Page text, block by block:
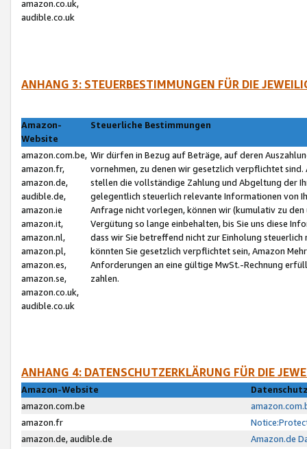
amazon.co.uk,
audible.co.uk
ANHANG 3: STEUERBESTIMMUNGEN FÜR DIE
Amazon-
Website
Steuerliche Bestimmungen
amazon.com.be,
amazon.fr,
amazon.de,
audible.de,
amazon.ie
amazon.it,
amazon.nl,
amazon.pl,
amazon.es,
amazon.se,
amazon.co.uk,
audible.co.uk
Wir dürfen in Bezug auf Beträge, auf deren
vornehmen, zu denen wir gesetzlich verpflichtet
stellen die vollständige Zahlung und Abgeltung der
gelegentlich steuerlich relevante Informationen von
Anfrage nicht vorlegen, können wir (kumulativ zu
Vergütung so lange einbehalten, bis Sie uns diese
dass wir Sie betreffend nicht zur Einholung
könnten Sie gesetzlich verpflichtet sein, Amazon
Anforderungen an eine gültige MwSt.-Rechnung
zahlen.
ANHANG 4: DATENSCHUTZERKLÄRUNG FÜR DIE
Amazon-Website
amazon.com.be
amazon.fr
amazon.de, audible.de
Amazon.de